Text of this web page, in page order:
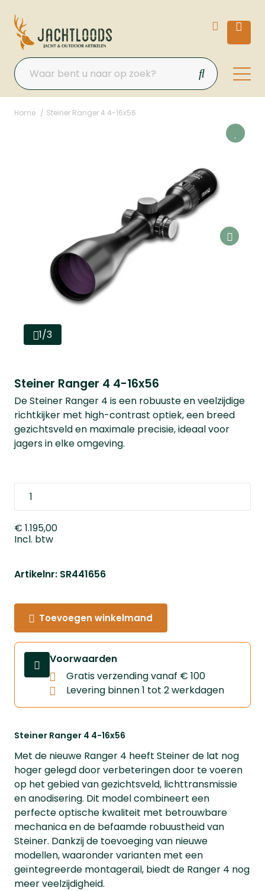
Home Steiner Ranger 4 4-16x56
Steiner Ranger 4 4-16x56
Met de nieuwe Ranger 4 heeft Steiner de lat nog
hoger gelegd door verbeteringen door te voeren
op het gebied van gezichtsveld, lichttransmissie
en anodisering. Dit model combineert een
perfecte optische kwaliteit met betrouwbare
mechanica en de befaamde robuustheid van
Steiner. Dankzij de toevoeging van nieuwe
modellen, waaronder varianten met een
geïntegreerde montagerail, biedt de Ranger 4 nog
meer veelzijdigheid.
1/3
Steiner Ranger 4 4-16x56
De Steiner Ranger 4 is een robuuste en veelzijdige
richtkijker met high-contrast optiek, een breed
gezichtsveld en maximale precisie, ideaal voor
jagers in elke omgeving.
€ 1.195,00
Incl. btw
Artikelnr: SR441656
Toevoegen winkelmand
Voorwaarden
Gratis verzending vanaf € 100
Levering binnen 1 tot 2 werkdagen